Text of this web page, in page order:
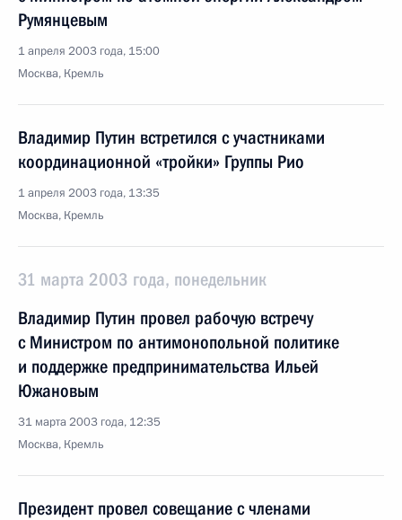
Румянцевым
1 апреля 2003 года, 15:00
Москва, Кремль
Владимир Путин встретился с участниками
координационной «тройки» Группы Рио
1 апреля 2003 года, 13:35
Москва, Кремль
31 марта 2003 года, понедельник
Владимир Путин провел рабочую встречу
с Министром по антимонопольной политике
и поддержке предпринимательства Ильей
Южановым
31 марта 2003 года, 12:35
Москва, Кремль
Президент провел совещание с членами